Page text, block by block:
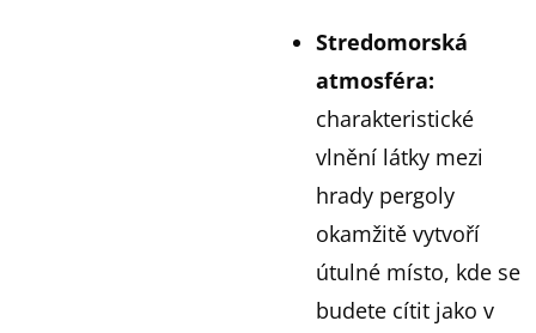
Stredomorská
atmosféra:
charakteristické
vlnění látky mezi
hrady pergoly
okamžitě vytvoří
útulné místo, kde se
budete cítit jako v